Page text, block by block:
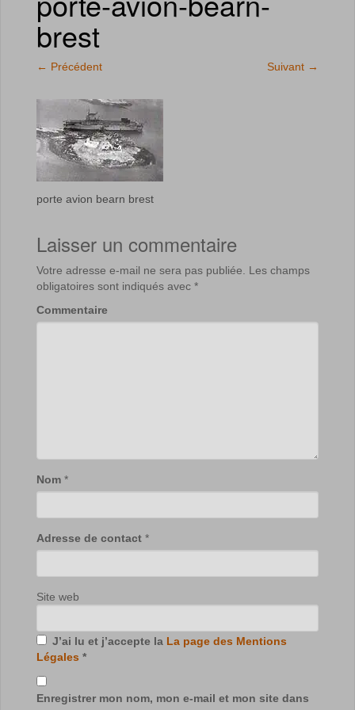
brest
← Précédent Suivant →
porte avion bearn brest
Laisser un commentaire
Votre adresse e-mail ne sera pas publiée.
Les champs
obligatoires sont indiqués avec *
Commentaire
Nom *
Adresse de contact *
Site web
J’ai lu et j’accepte la La page des Mentions
Légales *
Enregistrer mon nom, mon e-mail et mon site dans